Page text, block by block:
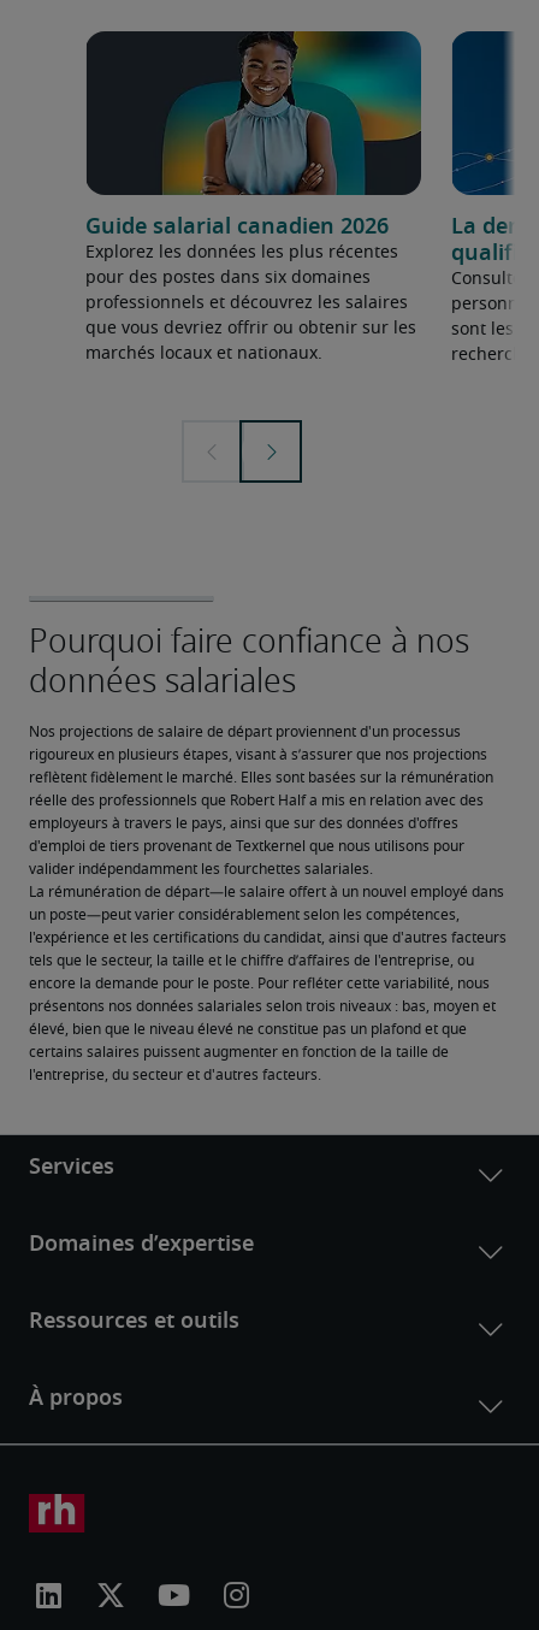
Guide salarial canadien 2026
Explorez les données les plus récentes
pour des postes dans six domaines
professionnels et découvrez les salaires
que vous devriez offrir ou obtenir sur les
marchés locaux et nationaux.
La
qualifié
Consultez
personnel
sont les
Nos projections de salaire de départ proviennent d'un processus
rigoureux en plusieurs étapes, visant à s’assurer que nos projections
reflètent fidèlement le marché. Elles sont basées sur la rémunération
réelle des professionnels que Robert Half a mis en relation avec des
employeurs à travers le pays, ainsi que sur des données d'offres
d'emploi de tiers provenant de Textkernel que nous utilisons pour
valider indépendamment les fourchettes salariales.
La rémunération de départ—le salaire offert à un nouvel employé dans
un poste—peut varier considérablement selon les compétences,
l'expérience et les certifications du candidat, ainsi que d'autres facteurs
tels que le secteur, la taille et le chiffre d’affaires de l'entreprise, ou
encore la demande pour le poste. Pour refléter cette variabilité, nous
présentons nos données salariales selon trois niveaux : bas, moyen et
élevé, bien que le niveau élevé ne constitue pas un plafond et que
certains salaires puissent augmenter en fonction de la taille de
l'entreprise, du secteur et d'autres facteurs.